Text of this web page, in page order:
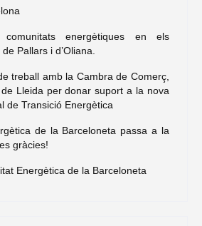
comunitats energètiques en els
Pallars i d’Oliana.
treball amb la Cambra de Comerç,
Lleida per donar suport a la nova
de Transició Energètica
de la Barceloneta passa a la
gràcies!
Energètica de la Barceloneta